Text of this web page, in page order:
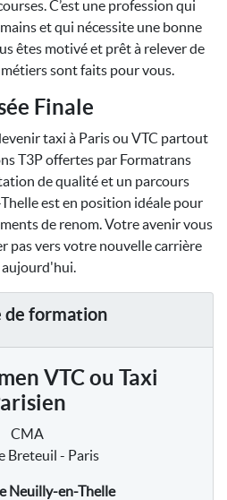
C’est une profession qui
et qui nécessite une bonne
êtes motivé et prêt à relever de
sont faits pour vous.
Finale
taxi à Paris ou VTC partout
T3P offertes par Formatrans
de qualité et un parcours
est en position idéale pour
de renom. Votre avenir vous
pas vers votre nouvelle carrière
aujourd'hui.
de formation
VTC ou Taxi
CMA
Breteuil - Paris
Neuilly-en-Thelle